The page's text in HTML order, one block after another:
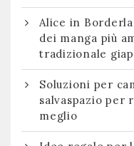
Alice in
dei manga più
tradizionale
Soluzioni per
salvaspazio per
meglio